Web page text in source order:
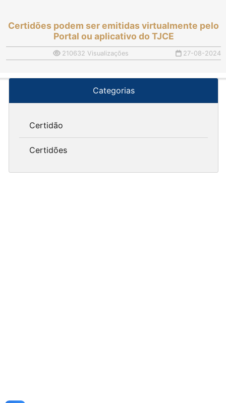
Certidões podem ser emitidas virtualmente pelo
Portal ou aplicativo do TJCE
210632 Visualizações 27-08-2024
Categorias
Certidão
Certidões